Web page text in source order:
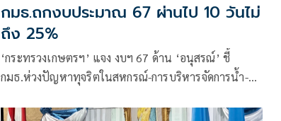
กมธ.ถกงบประมาณ 67 ผ่านไป 10 วันไม่
ถึง 25%
‘กระทรวงเกษตรฯ’ แจง งบฯ 67 ด้าน ‘อนุสรณ์’ ชี้
กมธ.ห่วงปัญหาทุจริตในสหกรณ์-การบริหารจัดการน้ำ-ที่